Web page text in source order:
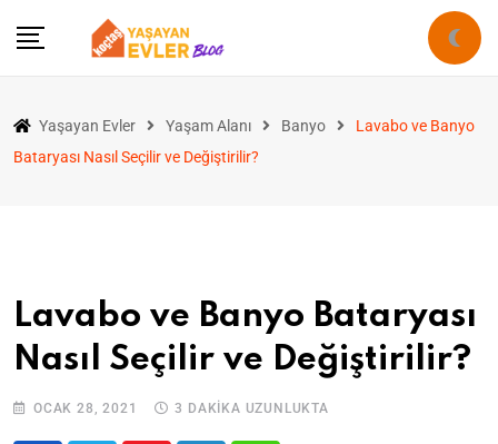
Yaşayan Evler Yaşam Alanı Banyo
Lavabo ve Banyo
Bataryası Nasıl Seçilir ve Değiştirilir?
Lavabo ve Banyo Bataryası
Nasıl Seçilir ve Değiştirilir?
OCAK 28, 2021 3 DAKIKA UZUNLUKTA